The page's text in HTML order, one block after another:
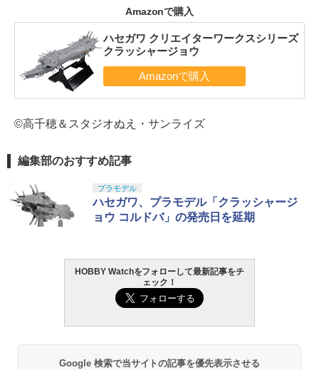
Amazonで購入
ハセガワ クリエイターワークスシリーズ
クラッシャージョウ
©高千穂＆スタジオぬえ・サンライズ
編集部のおすすめ記事
プラモデル
ハセガワ、プラモデル「クラッシャージ
ョウ コルドバ」の発売日を延期
HOBBY Watchをフォローして最新記事をチ
ェック！
Google 検索で当サイトの記事を優先表示させる